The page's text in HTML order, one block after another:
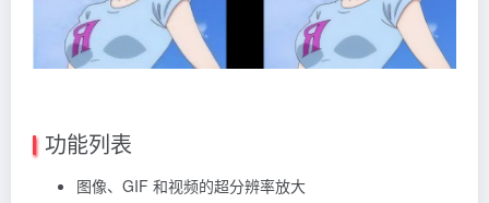
功能列表
图像、GIF 和视频的超分辨率放大